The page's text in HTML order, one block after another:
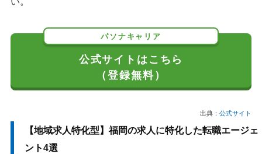
パソナキャリア
公式サイトはこちら
（登録無料）
出典： 公式サイト
【地域求人特化型】福岡の求人に特化した転職エージェ
ント4選